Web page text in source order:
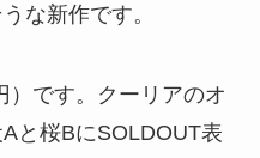
な新作です。
）です。クーリアのオ
と桜BにSOLDOUT表